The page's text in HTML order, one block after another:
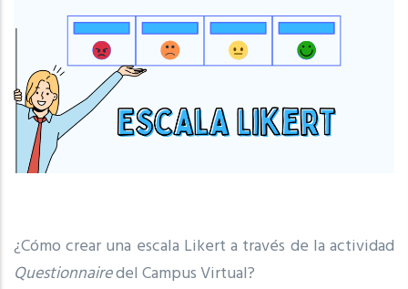
¿Cómo crear una escala Likert a través de la actividad
Questionnairedel Campus Virtual?